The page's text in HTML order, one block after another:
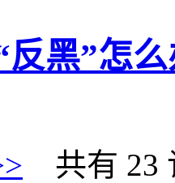
黑”怎
共有 23